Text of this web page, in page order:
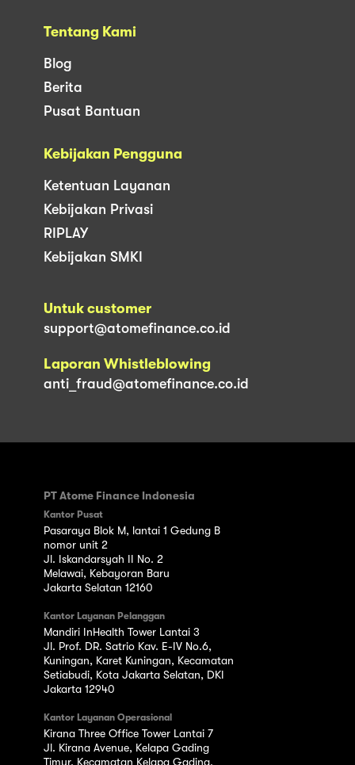
Tentang Kami
Blog
Berita
Pusat Bantuan
Kebijakan Pengguna
Ketentuan Layanan
Kebijakan Privasi
RIPLAY
Kebijakan SMKI
Untuk customer
support@atomefinance.co.id
Laporan Whistleblowing
anti_fraud@atomefinance.co.id
PT Atome Finance Indonesia
Kantor Pusat
Pasaraya Blok M, lantai 1 Gedung B
nomor unit 2
Jl. Iskandarsyah II No. 2
Melawai, Kebayoran Baru
Jakarta Selatan 12160
Kantor Layanan Pelanggan
Mandiri InHealth Tower Lantai 3
Jl. Prof. DR. Satrio Kav. E-IV No.6,
Kuningan, Karet Kuningan, Kecamatan
Setiabudi, Kota Jakarta Selatan, DKI
Jakarta 12940
Kantor Layanan Operasional
Kirana Three Office Tower Lantai 7
Jl. Kirana Avenue, Kelapa Gading
Timur, Kecamatan Kelapa Gading,